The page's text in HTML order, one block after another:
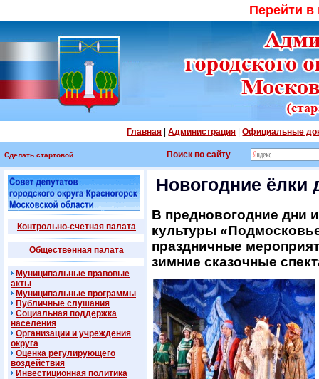
Перейти
Главная |Администрация |Официальные
Сделать стартовой Поиск по сайту
Контрольно-счетная палата
Общественная палата
Муниципальные правовые
акты
Муниципальные программы
Публичные слушания
Социальная поддержка
населения
Организации и учреждения
округа
Оценка регулирующего
воздействия
Инвестиционная политика
Новогодние ёлки
В предновогодние дни
культуры
праздничные
зимние сказочные